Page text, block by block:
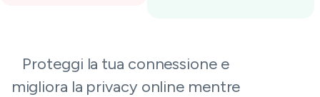
Proteggi la tua connessione e
migliora la privacy online mentre